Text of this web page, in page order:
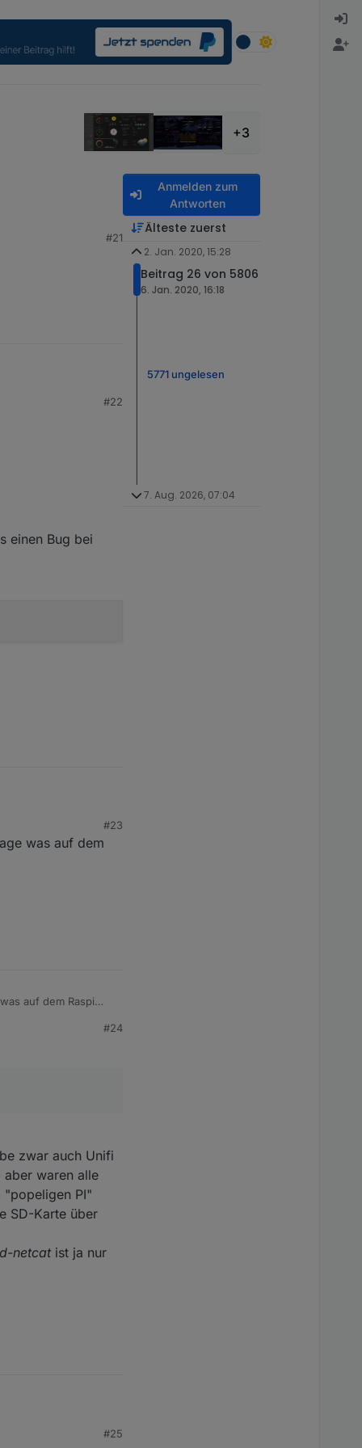
+3
#21
#22
einen Bug bei
bei "nc".
#23
was auf dem
auf dem Raspi
#24
zwar auch Unifi
waren alle
"popeligen PI"
SD-Karte über
netcatist ja nur
#25
Anmelden zum
Antworten
Älteste zuerst
2. Jan. 2020, 15:28
Beitrag 26 von 5806
6. Jan. 2020, 16:18
5771 ungelesen
7. Aug. 2026, 07:04